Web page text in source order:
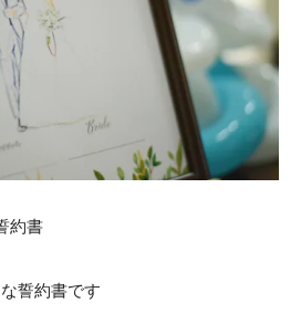
お問い合わせ
-671-1131
ホテル公式サイト
約書
誓約書です